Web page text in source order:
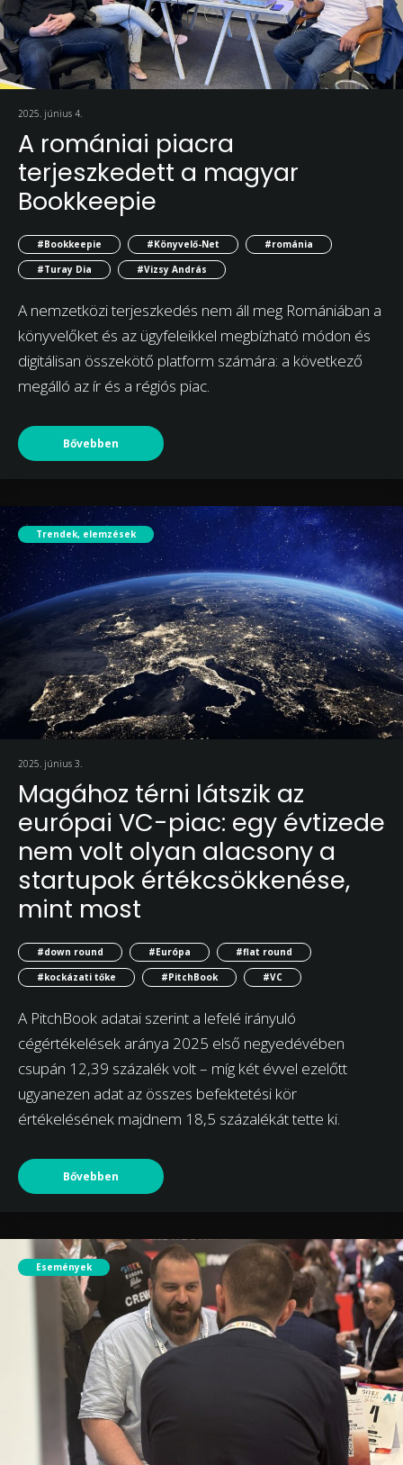
2025. június 4.
A romániai piacra
terjeszkedett a magyar
Bookkeepie
#Bookkeepie #Könyvelő-Net
#románia
#Turay Dia
#Vizsy András
A nemzetközi terjeszkedés nem áll meg Romániában a
könyvelőket és az ügyfeleikkel megbízható módon és
digitálisan összekötő platform számára: a következő
megálló az ír és a régiós piac.
Bővebben
Trendek, elemzések
2025. június 3.
Magához térni látszik az
európai VC-piac: egy évtizede
nem volt olyan alacsony a
startupok értékcsökkenése,
mint most
#down round #Európa
#flat round
#kockázati tőke
#PitchBook #VC
A PitchBook adatai szerint a lefelé irányuló
cégértékelések aránya 2025 első negyedévében
csupán 12,39 százalék volt – míg két évvel ezelőtt
ugyanezen adat az összes befektetési kör
értékelésének majdnem 18,5 százalékát tette ki.
Bővebben
Események